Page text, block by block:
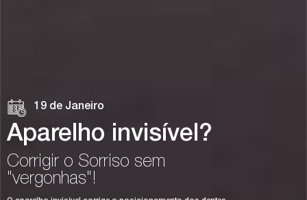
19 de Janeiro
Aparelho invisível?
Corrigir o Sorriso sem
"vergonhas"!